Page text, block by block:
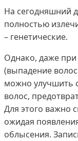
На сегодняшний
полностью
– генетические.
Однако, даже
(выпадение
можно улучшить
волос,
Для этого важно
ожидая
облысения.